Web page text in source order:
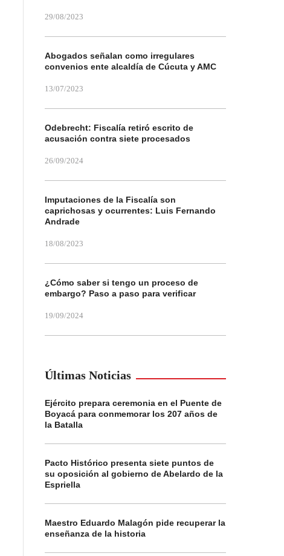
29/08/2023
Abogados señalan como irregulares
convenios ente alcaldía de Cúcuta y AMC
13/07/2023
Odebrecht: Fiscalía retiró escrito de
acusación contra siete procesados
26/09/2024
Imputaciones de la Fiscalía son
caprichosas y ocurrentes: Luis Fernando
Andrade
18/08/2023
¿Cómo saber si tengo un proceso de
embargo? Paso a paso para verificar
19/09/2024
Últimas Noticias
Ejército prepara ceremonia en el Puente de
Boyacá para conmemorar los 207 años de
la Batalla
Pacto Histórico presenta siete puntos de
su oposición al gobierno de Abelardo de la
Espriella
Maestro Eduardo Malagón pide recuperar la
enseñanza de la historia